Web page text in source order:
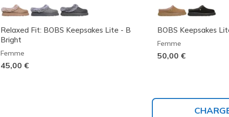
Relaxed Fit: BOBS Keepsakes Lite - B
Bright
Femme
45,00 €
BOBS Keepsakes
Femme
50,00 €